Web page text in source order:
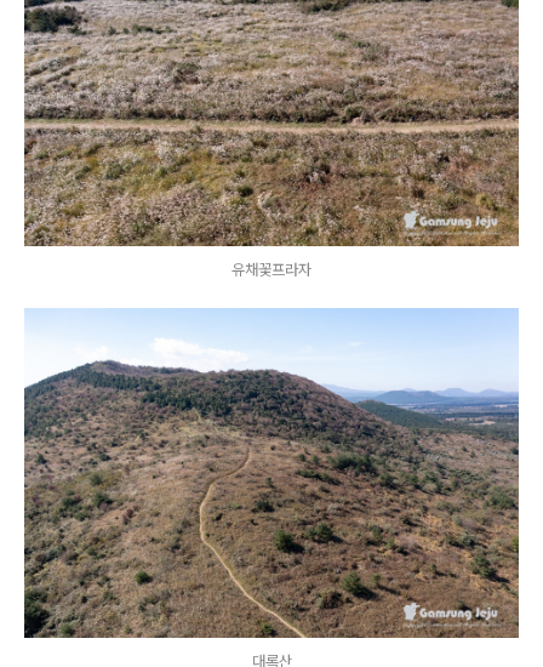
유채꽃프라자
대록산